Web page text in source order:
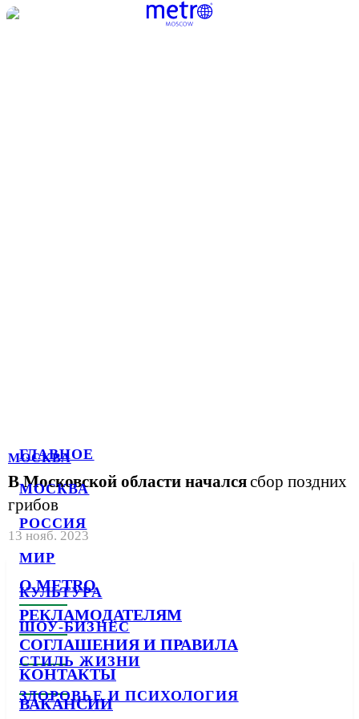
ГЛАВНОЕ
МОСКВА
РОССИЯ
МИР
КУЛЬТУРА
ШОУ-БИЗНЕС
СТИЛЬ ЖИЗНИ
ЗДОРОВЬЕ И ПСИХОЛОГИЯ
МОСКВА
В Московской области началсясбор поздних
грибов
13 нояб. 2023
О METRO
РЕКЛАМОДАТЕЛЯМ
СОГЛАШЕНИЯ И ПРАВИЛА
КОНТАКТЫ
ВАКАНСИИ